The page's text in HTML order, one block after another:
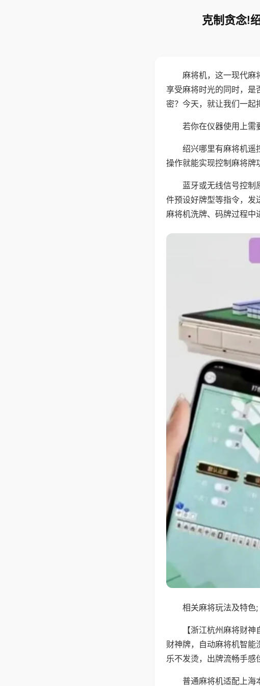
克制贪念!
麻将机，这一现代麻
享受麻将时光的同时，是
密？今天，就让我们一起
若你在仪器使用上需
绍兴哪里有麻将机遥
操作就能实现控制麻将牌
蓝牙或无线信号控制
件预设好牌型等指令，发
麻将机洗牌、码牌过程中
相关麻将玩法及特色;
【浙江杭州麻将财
财神牌，自动麻将机智
乐不发烫，出牌流畅手感
普通麻将机适配上海